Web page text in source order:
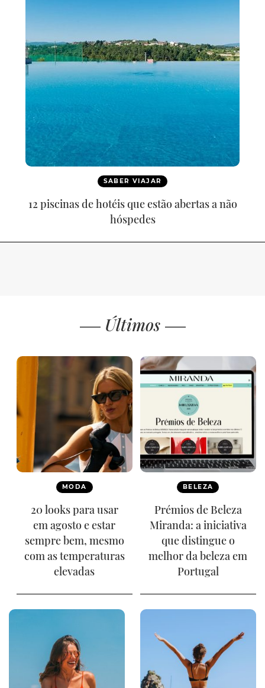
SABER VIAJAR
12 piscinas de hotéis que estão abertas a não
hóspedes
Últimos
MODA
20 looks para usar
em agosto e estar
sempre bem, mesmo
com as temperaturas
elevadas
BELEZA
Prémios de Beleza
Miranda: a iniciativa
que distingue o
melhor da beleza em
Portugal